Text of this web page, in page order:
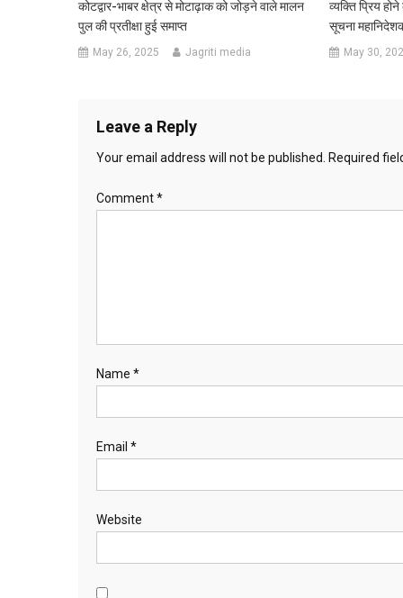
कोटद्वार-भाबर क्षेत्र से मोटाढ़ाक को जोड़ने वाले मालन
पुल की प्रतीक्षा हुई समाप्त
May 26, 2025 Jagriti media
व्यक्ति प्रिय
सूचना
May 30,
Leave a Reply
Your email address will not be published. Required
Comment*
Name *
Email *
Website